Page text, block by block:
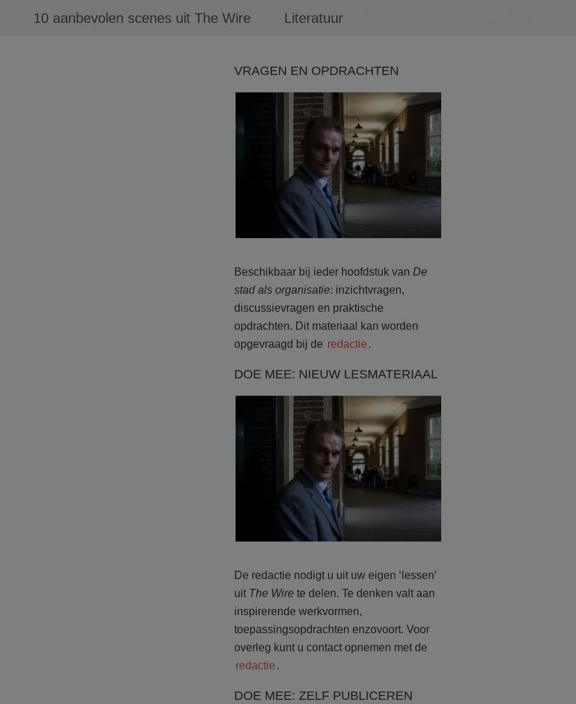
10 aanbevolen scenes uit The Wire Literatuur
VRAGEN EN OPDRACHTEN
Beschikbaar bij ieder hoofdstuk van De
stad als organisatie: inzichtvragen,
discussievragen en praktische
opdrachten. Dit materiaal kan worden
opgevraagd bij de redactie .
DOE MEE: NIEUW LESMATERIAAL
De redactie nodigt u uit uw eigen ‘lessen’
uit The Wire te delen. Te denken valt aan
inspirerende werkvormen,
toepassingsopdrachten enzovoort. Voor
overleg kunt u contact opnemen met de
redactie .
DOE MEE: ZELF PUBLICEREN